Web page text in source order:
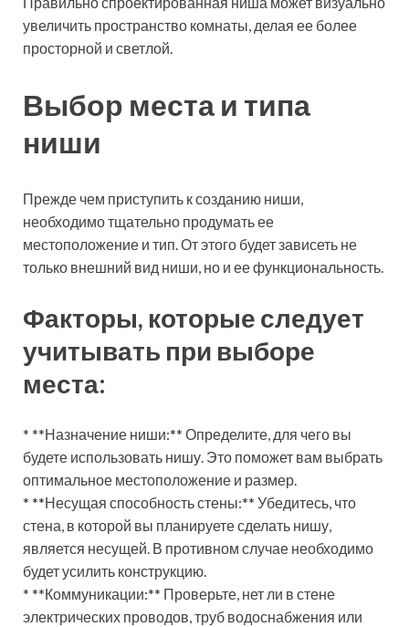
увеличить пространство комнаты, делая ее более
просторной и светлой.
Выбор места и типа
ниши
Прежде чем приступить к созданию ниши,
необходимо тщательно продумать ее
местоположение и тип. От этого будет зависеть не
только внешний вид ниши, но и ее функциональность.
Факторы, которые следует
учитывать при выборе
места:
* **Назначение ниши:** Определите, для чего вы
будете использовать нишу. Это поможет вам выбрать
оптимальное местоположение и размер.
* **Несущая способность стены:** Убедитесь, что
стена, в которой вы планируете сделать нишу,
является несущей. В противном случае необходимо
будет усилить конструкцию.
* **Коммуникации:** Проверьте, нет ли в стене
электрических проводов, труб водоснабжения или